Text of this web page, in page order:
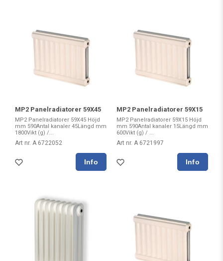
MP2 Panelradiatorer 59X45
MP2 Panelradiatorer 59X45 Höjd
mm 590Antal kanaler 45Längd mm
1800Vikt (g) /...
Art nr. A 6722052
MP2 Panelradiatorer 59X15
MP2 Panelradiatorer 59X15 Höjd
mm 590Antal kanaler 15Längd mm
600Vikt (g) / ...
Art nr. A 6721997